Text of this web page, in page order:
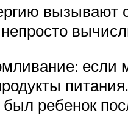
вызывают
ребенок